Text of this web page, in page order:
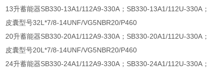
13升蓄能器SB330-13A1/112A9-330A；SB330-13A1/112U-330A；
皮囊型号32L*7/8-14UNF/VG5NBR20/P460
20升蓄能器SB330-20A1/112A9-330A；SB330-20A1/112U-330A；
皮囊型号20L*7/8-14UNF/VG5NBR20/P460
24升蓄能器SB330-24A1/112A9-330A；SB330-24A1/112U-330A；